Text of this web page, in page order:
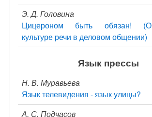
Э. Д. Головина
Цицероном быть обязан! (О
культуре речи в деловом общении)
Язык прессы
Н. В. Муравьева
Язык телевидения - язык улицы?
А. С. Подчасов